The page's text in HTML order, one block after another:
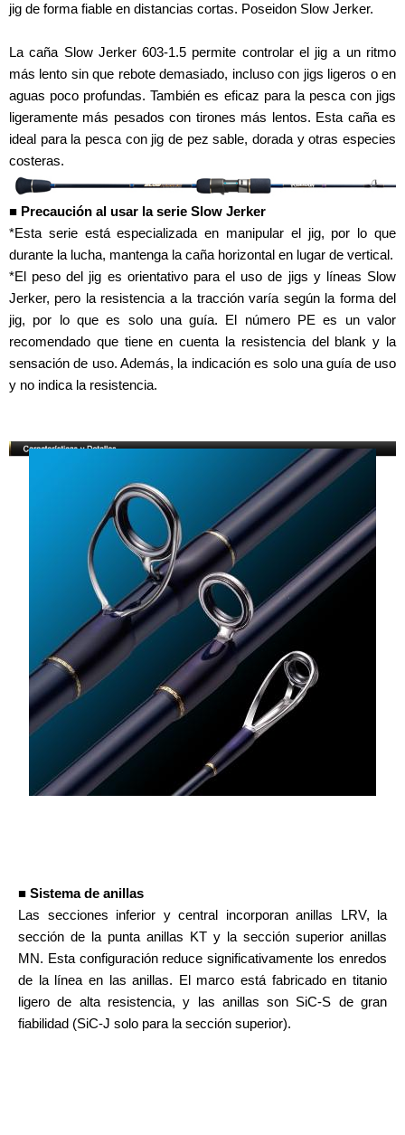
jig de forma fiable en distancias cortas. Poseidon Slow Jerker.
La caña Slow Jerker 603-1.5 permite controlar el jig a un ritmo
más lento sin que rebote demasiado, incluso con jigs ligeros o en
aguas poco profundas. También es eficaz para la pesca con jigs
ligeramente más pesados con tirones más lentos. Esta caña es
ideal para la pesca con jig de pez sable, dorada y otras especies
costeras.
■ Precaución al usar la serie Slow Jerker
*Esta serie está especializada en manipular el jig, por lo que
durante la lucha, mantenga la caña horizontal en lugar de vertical.
*El peso del jig es orientativo para el uso de jigs y líneas Slow
Jerker, pero la resistencia a la tracción varía según la forma del
jig, por lo que es solo una guía. El número PE es un valor
recomendado que tiene en cuenta la resistencia del blank y la
sensación de uso. Además, la indicación es solo una guía de uso
y no indica la resistencia.
■ Sistema de anillas
Las secciones inferior y central incorporan anillas LRV, la
sección de la punta anillas KT y la sección superior anillas
MN. Esta configuración reduce significativamente los enredos
de la línea en las anillas. El marco está fabricado en titanio
ligero de alta resistencia, y las anillas son SiC-S de gran
fiabilidad (SiC-J solo para la sección superior).